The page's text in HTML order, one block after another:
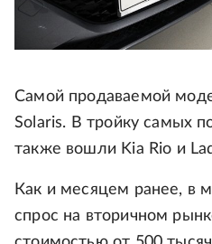
Самой продаваемой
Solaris. В тройку самых
также вошли Kia Rio и
Как и месяцем ранее, в
спрос на вторичном